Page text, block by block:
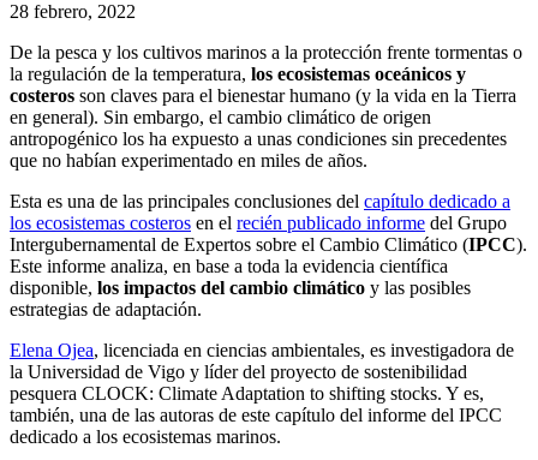
28 febrero, 2022
De la pesca y los cultivos marinos a la protección frente tormentas o
la regulación de la temperatura, los ecosistemas oceánicos y
costeros son claves para el bienestar humano (y la vida en la Tierra
en general). Sin embargo, el cambio climático de origen
antropogénico los ha expuesto a unas condiciones sin precedentes
que no habían experimentado en miles de años.
Esta es una de las principales conclusiones del capítulo dedicado a
los ecosistemas costeros en el recién publicado informe del Grupo
Intergubernamental de Expertos sobre el Cambio Climático (IPCC).
Este informe analiza, en base a toda la evidencia científica
disponible, los impactos del cambio climático y las posibles
estrategias de adaptación.
Elena Ojea, licenciada en ciencias ambientales, es investigadora de
la Universidad de Vigo y líder del proyecto de sostenibilidad
pesquera CLOCK: Climate Adaptation to shifting stocks. Y es,
también, una de las autoras de este capítulo del informe del IPCC
dedicado a los ecosistemas marinos.